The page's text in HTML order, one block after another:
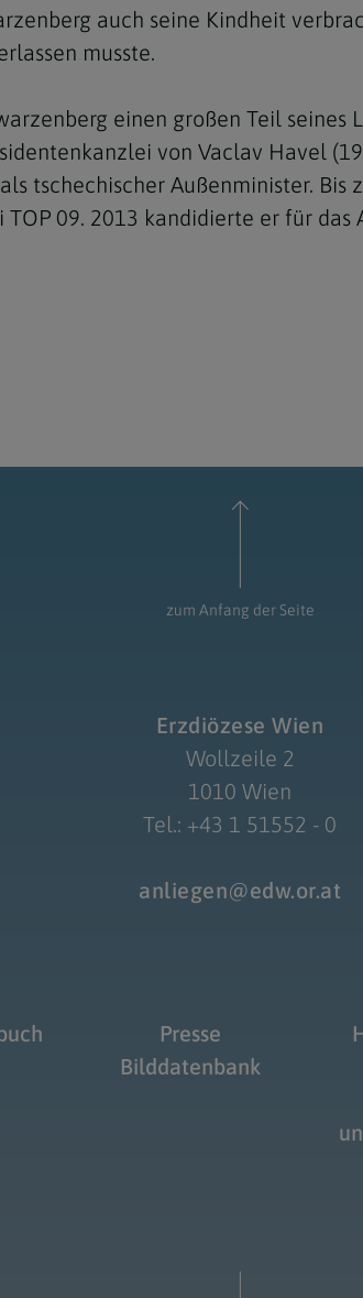
auch seine Kindheit
musste.
einen großen Teil seines
von Vaclav Havel
tschechischer Außenminister. Bis
09. 2013 kandidierte er für
zum Anfang der Seite
Erzdiözese Wien
Wollzeile 2
1010 Wien
Tel.: +43 1 51552 - 0
anliegen@edw.or.at
Presse
Bilddatenbank